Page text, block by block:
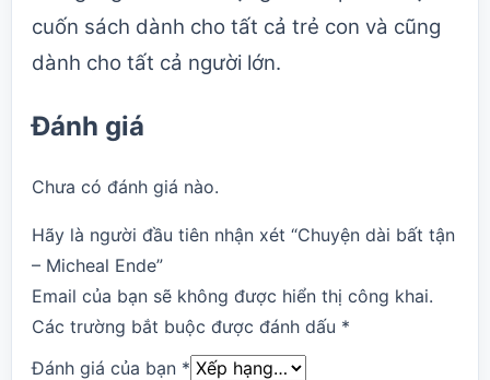
cuốn sách dành cho tất cả trẻ con và cũng
dành cho tất cả người lớn.
Đánh giá
Chưa có đánh giá nào.
Hãy là người đầu tiên nhận xét “Chuyện dài bất tận
– Micheal Ende”
Email của bạn sẽ không được hiển thị công khai.
Các trường bắt buộc được đánh dấu *
Đánh giá của bạn *